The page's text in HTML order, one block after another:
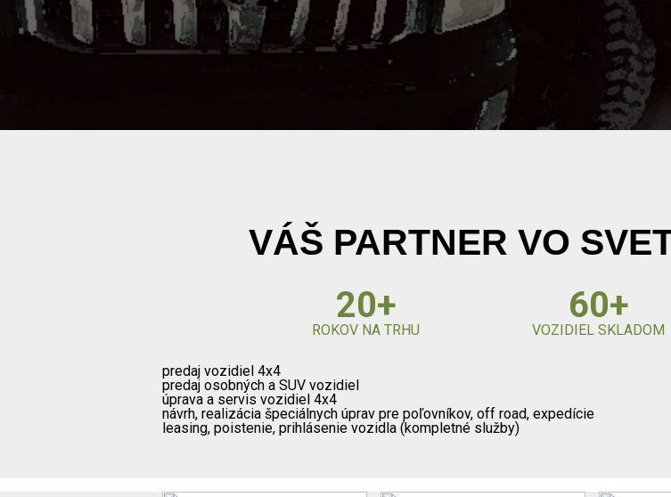
VÁŠ PARTNER VO
20+
ROKOV NA TRHU
60+
VOZIDIEL SKLADOM
predaj vozidiel 4x4
predaj osobných a SUV vozidiel
úprava a servis vozidiel 4x4
návrh, realizácia špeciálnych úprav pre poľovníkov, off road, expedície
leasing, poistenie, prihlásenie vozidla (kompletné služby)